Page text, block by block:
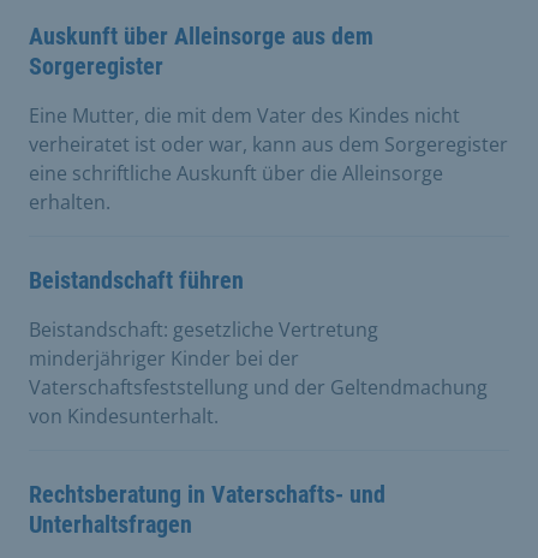
Auskunft über Alleinsorge aus dem
Sorgeregister
Eine Mutter, die mit dem Vater des Kindes nicht
verheiratet ist oder war, kann aus dem Sorgeregister
eine schriftliche Auskunft über die Alleinsorge
erhalten.
Beistandschaft führen
Beistandschaft: gesetzliche Vertretung
minderjähriger Kinder bei der
Vaterschaftsfeststellung und der Geltendmachung
von Kindesunterhalt.
Rechtsberatung in Vaterschafts- und
Unterhaltsfragen